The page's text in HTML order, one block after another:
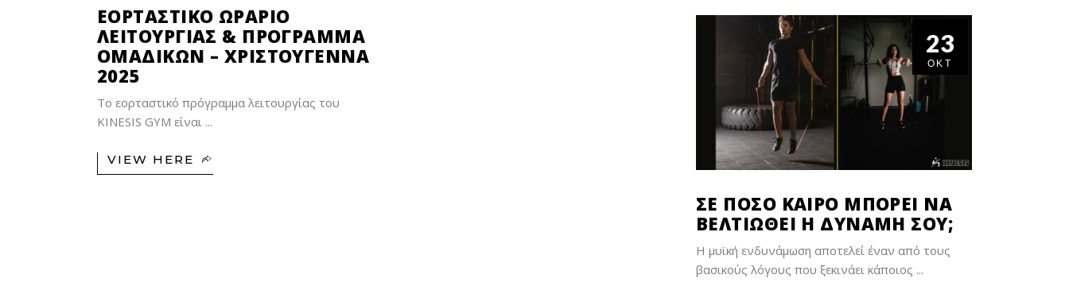
ΕΟΡΤΑΣΤΙΚΌ ΩΡΆΡΙΟ
ΛΕΙΤΟΥΡΓΊΑΣ & ΠΡΌΓΡΑΜΜΑ
ΟΜΑΔΙΚΏΝ – ΧΡΙΣΤΟΎΓΕΝΝΑ
2025
Το εορταστικό πρόγραμμα λειτουργίας του
KINESIS GYM είναι
VIEW HERE
23
ΟΚΤ
ΣΕ ΠΟΣΟ ΚΑΙΡΟ ΜΠΟΡΕΙ ΝΑ
ΒΕΛΤΙΩΘΕΙ Η ΔΥΝΑΜΗ ΣΟΥ;
H μυϊκή ενδυνάμωση αποτελεί έναν από τους
βασικούς λόγους που ξεκινάει κάποιος